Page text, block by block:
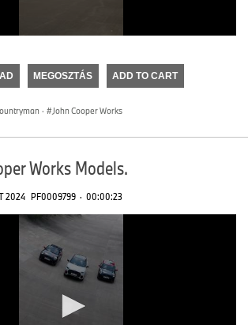
MEGOSZTÁS ADD TO CART
· John Cooper Works
Works Models.
2024 PF0009799 · 00:00:23